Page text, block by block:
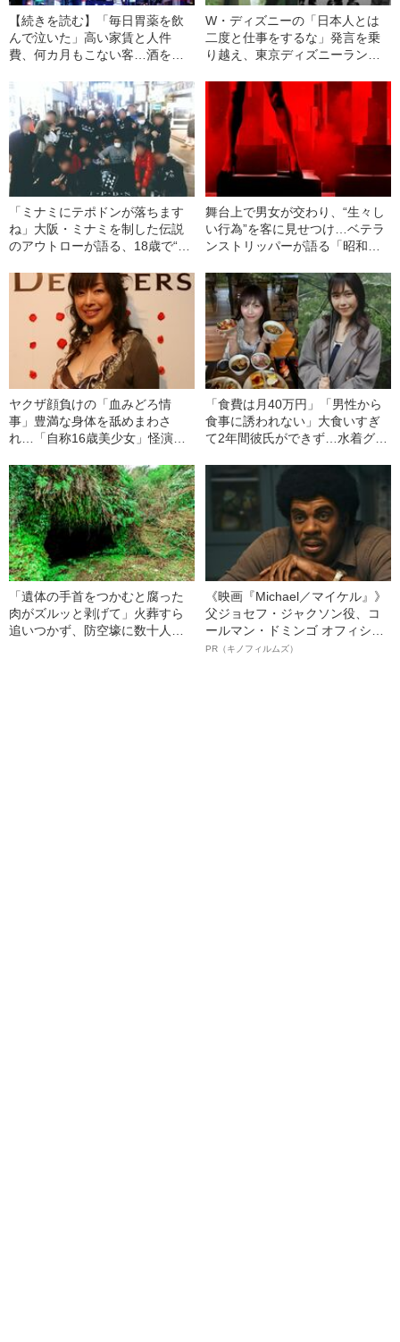
【続きを読む】「毎日胃薬を飲
んで泣いた」高い家賃と人件
費、何カ月もこない客…酒を呑
験した“苦難”
W・ディズニーの「日本人とは
二度と仕事をするな」発言を乗
り越え、東京ディズニーランド
はわずか13坪の銀座の高級クラ
ブ《きょう開園40周年》
「ミナミにテポドンが落ちます
ね」大阪・ミナミを制した伝説
のアウトローが語る、18歳で“ヤ
の鉄則”
舞台上で男女が交わり、“生々し
い行為”を客に見せつけ…ベテラ
ンストリッパーが語る「昭和期
ヤクザ顔負けの「血みどろ情
事」豊満な身体を舐めまわさ
れ…「自称16歳美少女」怪演
ぎる“熟れ方”
「食費は月40万円」「男性から
食事に誘われない」大食いすぎ
て2年間彼氏ができず…水着グラ
女子（24）が語る、驚愕の食生
「遺体の手首をつかむと腐った
肉がズルッと剥げて」火葬すら
追いつかず、防空壕に数十人
《映画『Michael／マイケル』》
父ジョセフ・ジャクソン役、コ
ールマン・ドミンゴ オフィシャ
ルインタビュー“観客を魅了した
PR（キノフィルムズ）